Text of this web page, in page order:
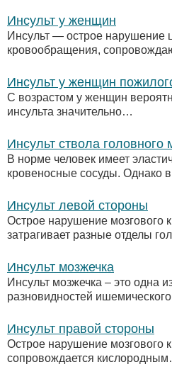
Инсульт у женщин
Инсульт — острое нарушение
кровообращения,
Инсульт у женщин
С возрастом у женщин
инсульта значительно…
Инсульт ствола головного
В норме человек имеет
кровеносные сосуды. Однако
Инсульт левой стороны
Острое нарушение мозгового
затрагивает разные отделы
Инсульт мозжечка
Инсульт мозжечка – это одна
разновидностей
Инсульт правой стороны
Острое нарушение мозгового
сопровождается